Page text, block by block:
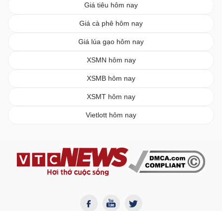
Giá tiêu hôm nay
Giá cà phê hôm nay
Giá lúa gạo hôm nay
XSMN hôm nay
XSMB hôm nay
XSMT hôm nay
Vietlott hôm nay